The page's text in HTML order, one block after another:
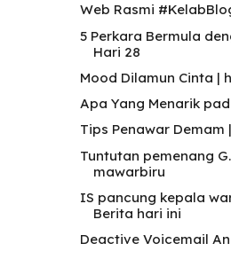
Web Rasmi
5 Perkara Bermula
Hari 28
Mood Dilamun Cinta |
Apa Yang Menarik
Tips Penawar Demam
Tuntutan pemenang
mawarbiru
IS pancung kepala
Berita hari ini
Deactive Voicemail